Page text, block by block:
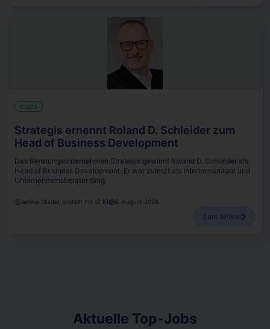
Köpfe
Strategis ernennt Roland D. Schleider zum
Head of Business Development
Das Beratungsunternehmen Strategis gewinnt Roland D. Schleider als
Head of Business Development. Er war zuletzt als Interimmanager und
Unternehmensberater tätig.
Janina Stadel, erstellt mit IZ KI 6. August 2026
Zum Artikel
Aktuelle Top-Jobs